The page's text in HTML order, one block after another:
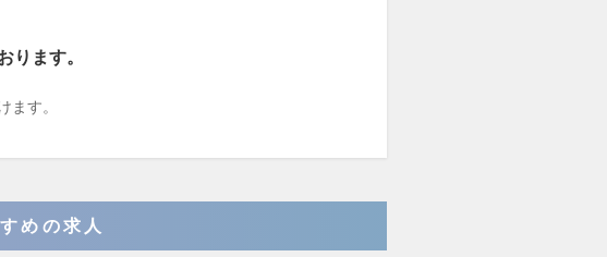
ります。
ます。
めの求人